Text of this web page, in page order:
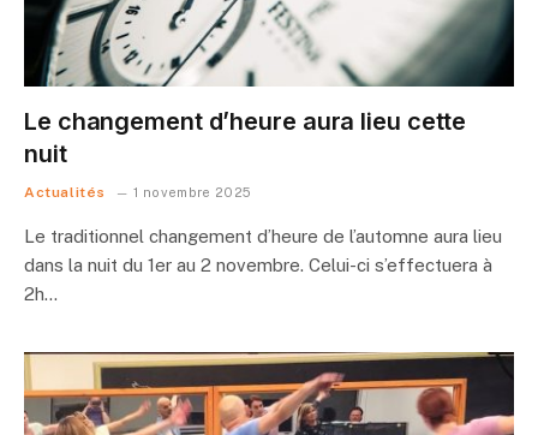
Le changement d’heure aura lieu cette
nuit
Actualités 1 novembre 2025
Le traditionnel changement d’heure de l’automne aura lieu
dans la nuit du 1er au 2 novembre. Celui-ci s’effectuera à
2h…